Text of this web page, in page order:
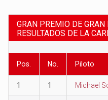
GRAN PREMIO DE
RESULTADOS DE LA
Pos. No. Piloto
1 1 Michael